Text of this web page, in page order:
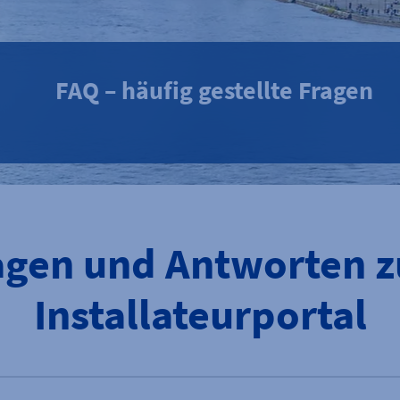
FAQ – häufig gestellte Fragen
und Antworten
Installateurportal